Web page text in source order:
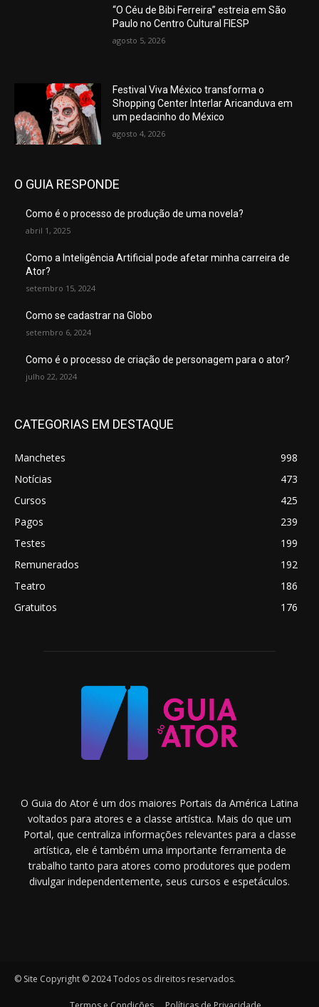
“O Céu de Bibi Ferreira” estreia em São
Paulo no Centro Cultural FIESP
agosto 5, 2026
Festival Viva México transforma o
Shopping Center Interlar Aricanduva em
um pedacinho do México
agosto 4, 2026
O GUIA RESPONDE
Como é o processo de produção de uma novela?
abril 1, 2025
Como a Inteligência Artificial pode afetar minha carreira de
Ator?
setembro 15, 2024
Como se cadastrar na Globo
setembro 6, 2024
Como é o processo de criação de personagem para o ator?
julho 22, 2024
CATEGORIAS EM DESTAQUE
Manchetes
998
Notícias
473
Cursos
425
Pagos
239
Testes
199
Remunerados
192
Teatro
186
Gratuitos
176
O Guia do Ator é um dos maiores Portais da América Latina
voltados para atores e a classe artística. Mais do que um
Portal, que centraliza informações relevantes para a classe
artística, ele é também uma importante ferramenta de
trabalho tanto para atores como produtores que podem
divulgar independentemente, seus cursos e espetáculos.
© Site Copyright © 2024 Todos os direitos reservados.